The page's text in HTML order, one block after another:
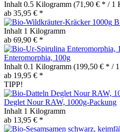
Inhalt 0.5 Kilogramm (71,90 € * / 1
ab 35,95 € *
Inhalt 1 Kilogramm
ab 69,90 € *
Enteromorphia, 100g
Inhalt 0.1 Kilogramm (199,50 € * /
ab 19,95 € *
TIPP!
Deglet Nour RAW, 1000g-Packung
Inhalt 1 Kilogramm
ab 13,95 € *